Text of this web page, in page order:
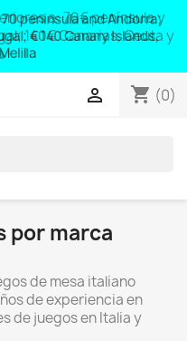
peninsula and Andorra;
€ 140 Canary Islands,
shopping_cart (0)

por marca
de mesa italiano
de experiencia en
de juegos en Italia y